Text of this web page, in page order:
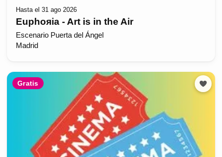
Hasta el 31 ago 2026
Euphoяia - Art is in the Air
Escenario Puerta del Ángel
Madrid
Gratis